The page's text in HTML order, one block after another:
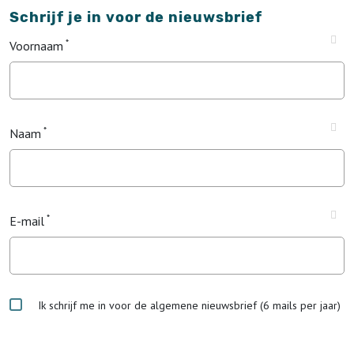
Schrijf je in voor de nieuwsbrief
Voornaam
Naam
E-mail
Ik schrijf me in voor de algemene nieuwsbrief (6 mails per jaar)